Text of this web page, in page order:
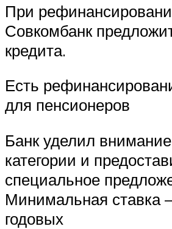
При
Совкомбанк
кредита.
Есть
для пенсионеров
Банк уделил
категории и
специальное
Минимальная ставка
годовых